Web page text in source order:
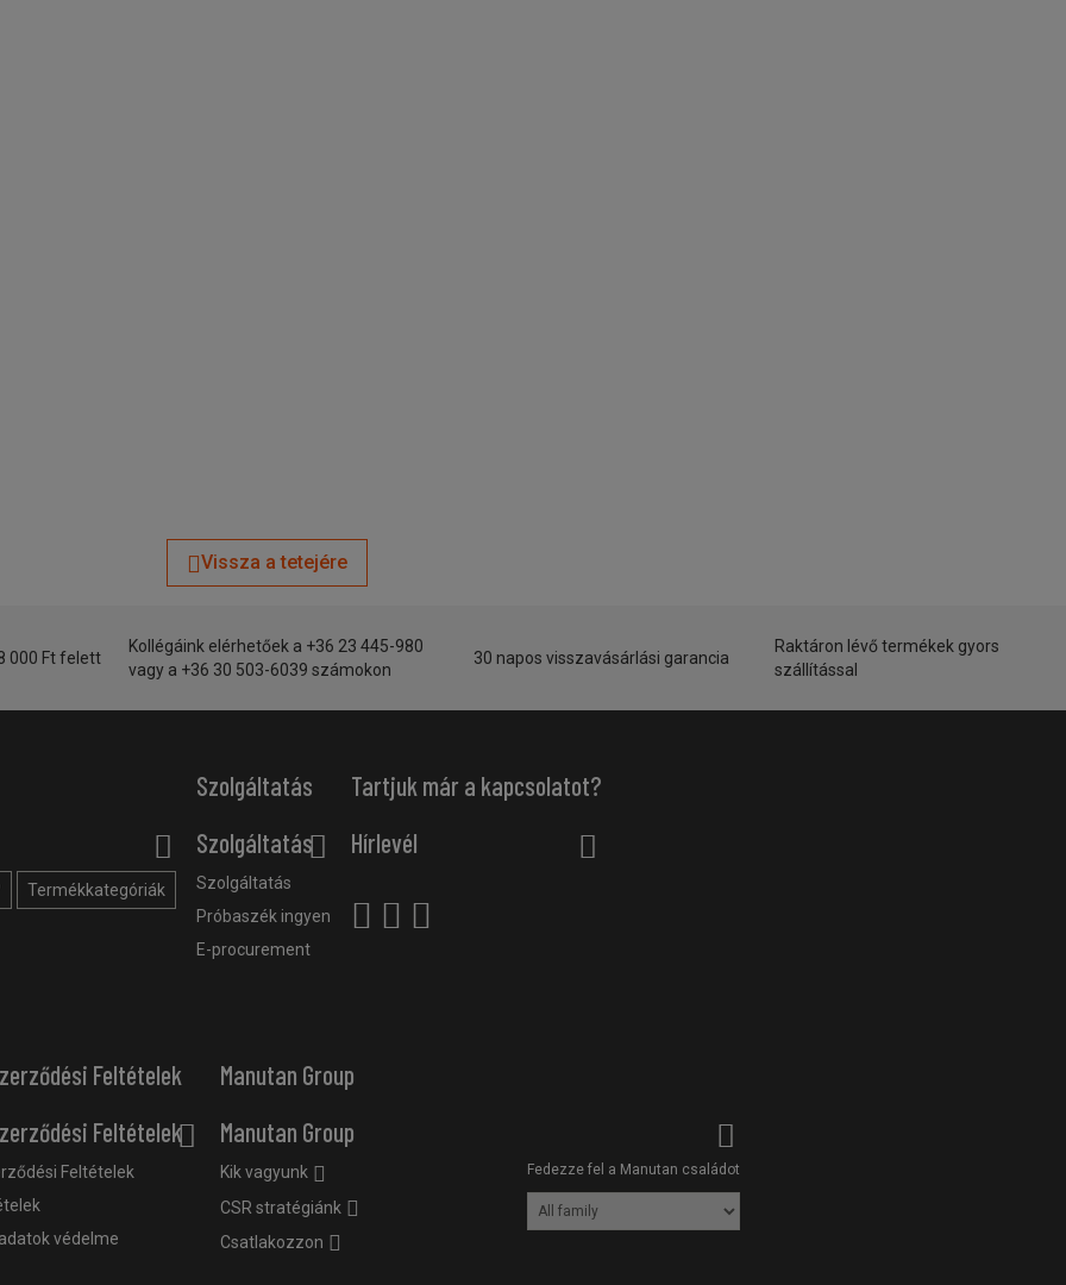
Vissza a tetejére
000 Ft felett
Kollégáink elérhetőek a +36 23 445-980
vagy a +36 30 503-6039 számokon
30 napos visszavásárlási garancia
Raktáron lévő termékek gyors
szállítással
Termékkategóriák
Szolgáltatás
Szolgáltatás
Szolgáltatás
Próbaszék ingyen
E-procurement
Tartjuk már a kapcsolatot?
Hírlevél
Feltételek
Feltételek
Feltételek
védelme
Manutan Group
Manutan Group
Kik vagyunk
CSR stratégiánk
Csatlakozzon
Fedezze fel a Manutan családot